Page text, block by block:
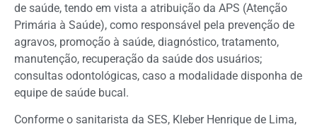
de saúde, tendo em vista a atribuição da APS (Atenção
Primária à Saúde), como responsável pela prevenção de
agravos, promoção à saúde, diagnóstico, tratamento,
manutenção, recuperação da saúde dos usuários;
consultas odontológicas, caso a modalidade disponha de
equipe de saúde bucal.
Conforme o sanitarista da SES, Kleber Henrique de Lima,